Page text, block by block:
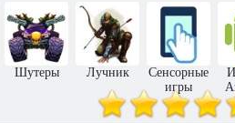
Столкновение
стрел
Стикмен: Дуэль
лучников
Шутеры Лучник
Сенсорные
игры